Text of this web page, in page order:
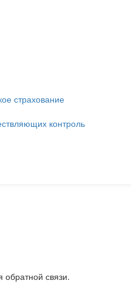
страхование
контроль
обратной связи.